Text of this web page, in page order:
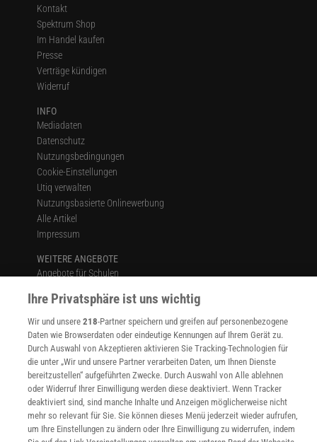
Kontakt
Spektrum Shop
Im Handel kaufen
Presse
Verträge kündigen
Widerruf
INFO
Mediadaten
Datenschutz
Nutzungsbedingungen
Cookie-Einstellungen
Utiq verwalten
Nutzungsbasierte Onlinewerbung
Alle Artikel
Impressum
WEITERE ANGEBOTE
Angebote für Schulen
Sprachen lernen mit Gymglish
Lexika
Für Spektrum schreiben
Zugänglichkeitserklärung
WEBSEITEN
KielSCN
Wissenschaft in die Schulen
SciLogs
Ihre Privatsphäre ist uns wichtig
Wir und unsere218-Partner speichern und greifen auf personenbezogene
Daten wie Browserdaten oder eindeutige Kennungen auf Ihrem Gerät zu.
Durch Auswahl von Akzeptieren aktivieren Sie Tracking-Technologien für
die unter „Wir und unsere Partner verarbeiten Daten, um Ihnen Dienste
bereitzustellen“ aufgeführten Zwecke. Durch Auswahl von Alle ablehnen
oder Widerruf Ihrer Einwilligung werden diese deaktiviert. Wenn Tracker
deaktiviert sind, sind manche Inhalte und Anzeigen möglicherweise nicht
mehr so relevant für Sie. Sie können dieses Menü jederzeit wieder aufrufen,
um Ihre Einstellungen zu ändern oder Ihre Einwilligung zu widerrufen, indem